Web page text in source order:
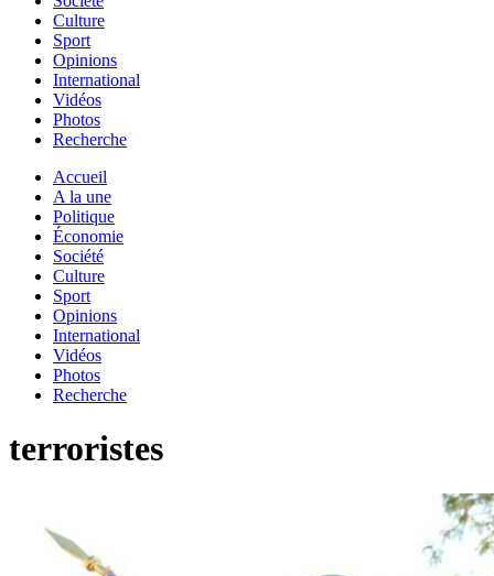
Culture
Sport
Opinions
International
Vidéos
Photos
Recherche
Accueil
A la une
Politique
Économie
Société
Culture
Sport
Opinions
International
Vidéos
Photos
Recherche
terroristes